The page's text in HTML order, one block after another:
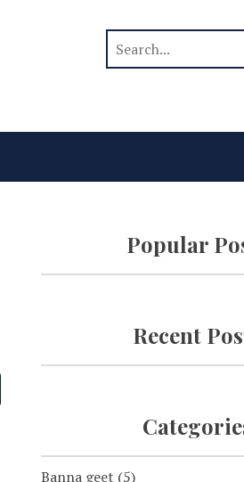
Popular
Recent
Banna geet (5)